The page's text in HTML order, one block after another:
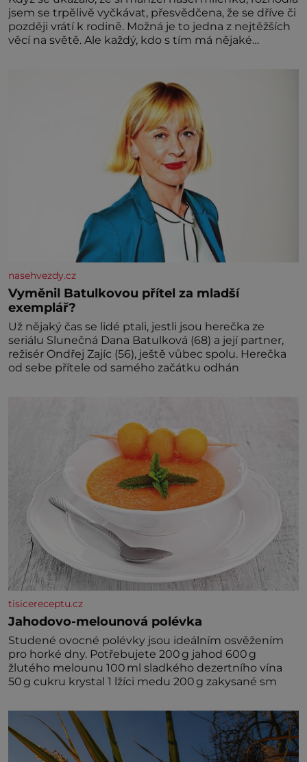
jsem se trpělivě vyčkávat, přesvědčena, že se dříve či
později vrátí k rodině. Možná je to jedna z nejtěžších
věcí na světě. Ale každý, kdo s tím má nějaké
nasehvezdy.cz
Vyměnil Batulkovou přítel za mladší
exemplář?
Už nějaký čas se lidé ptali, jestli jsou herečka ze
seriálu Slunečná Dana Batulková (68) a její partner,
režisér Ondřej Zajíc (56), ještě vůbec spolu. Herečka
od sebe přítele od samého začátku odhán
tisicereceptu.cz
Jahodovo-melounová polévka
Studené ovocné polévky jsou ideálním osvěžením
pro horké dny. Potřebujete 200 g jahod 600 g
žlutého melounu 100 ml sladkého dezertního vína
50 g cukru krystal 1 lžíci medu 200 g zakysané sm